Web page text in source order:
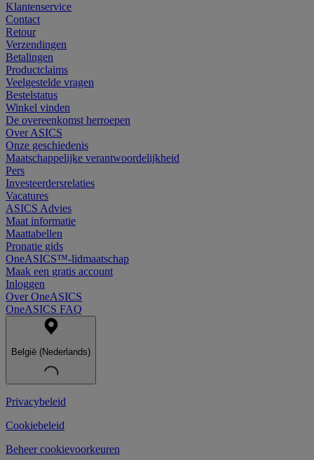
Klantenservice
Contact
Retour
Verzendingen
Betalingen
Productclaims
Veelgestelde vragen
Bestelstatus
Winkel vinden
De overeenkomst herroepen
Over ASICS
Onze geschiedenis
Maatschappelijke verantwoordelijkheid
Pers
Investeerdersrelaties
Vacatures
ASICS Advies
Maat informatie
Maattabellen
Pronatie gids
OneASICS™-lidmaatschap
Maak een gratis account
Inloggen
Over OneASICS
OneASICS FAQ
België (Nederlands)
Privacybeleid
Cookiebeleid
Beheer cookievoorkeuren